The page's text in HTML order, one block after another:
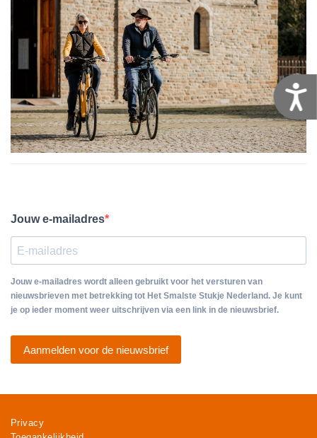
Jouw e-mailadres
Jouw e-mailadres wordt alleen gebruikt voor het versturen van
nieuwsbrieven met betrekking tot Het Smalste Stukje Nederland. Je kunt
je op ieder moment weer uitschrijven via een link in de nieuwsbrief.
Aanmelden voor de nieuwsbrief
Privacy